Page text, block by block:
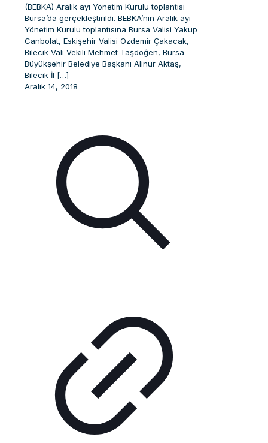
(BEBKA) Aralık ayı Yönetim Kurulu toplantısı
Bursa’da gerçekleştirildi. BEBKA’nın Aralık ayı
Yönetim Kurulu toplantısına Bursa Valisi Yakup
Canbolat, Eskişehir Valisi Özdemir Çakacak,
Bilecik Vali Vekili Mehmet Taşdöğen, Bursa
Büyükşehir Belediye Başkanı Alinur Aktaş,
Bilecik İl […]
Aralık 14, 2018